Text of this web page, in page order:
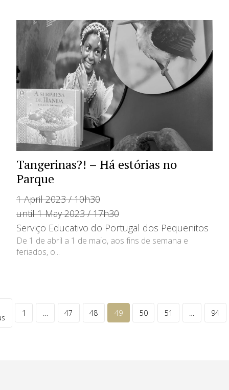
Tangerinas?! – Há estórias no
Parque
1 April 2023 / 10h30
until 1 May 2023 / 17h30
Serviço Educativo do Portugal dos Pequenitos
De 1 de abril a 1 de maio, aos fins de semana e
feriados, o...
1 47 48 49 50 51 94